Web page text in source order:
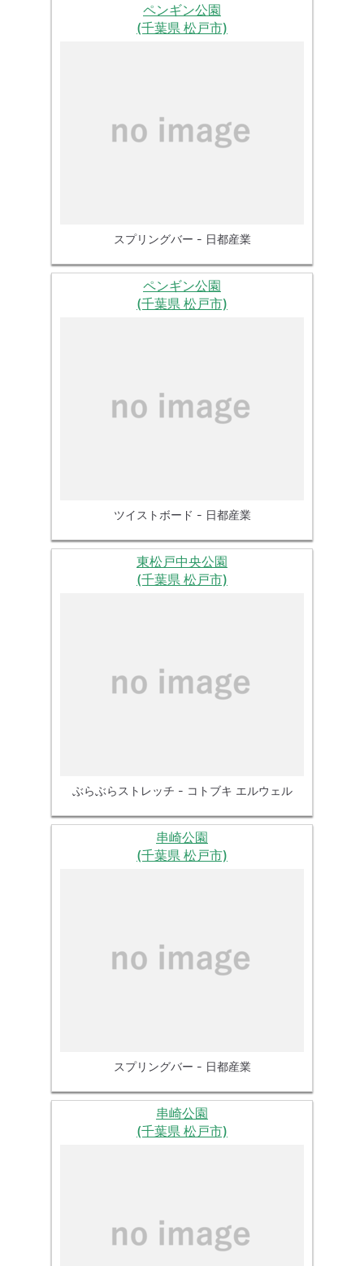
ペンギン公園
(千葉県 松戸市)
スプリングバー - 日都産業
ペンギン公園
(千葉県 松戸市)
ツイストボード - 日都産業
東松戸中央公園
(千葉県 松戸市)
ぶらぶらストレッチ - コトブキ エルウェル
串崎公園
(千葉県 松戸市)
スプリングバー - 日都産業
串崎公園
(千葉県 松戸市)